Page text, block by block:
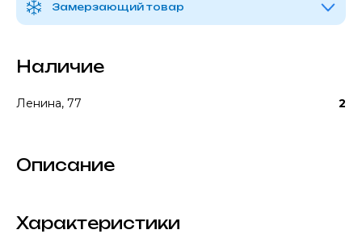
Замерзающий товар
Наличие
Ленина, 77 2
Описание
Характеристики